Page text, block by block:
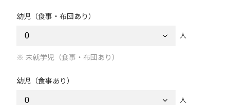
幼児（食事・布団あり）
人
未就学児（食事・布団あり）
幼児（食事あり）
人